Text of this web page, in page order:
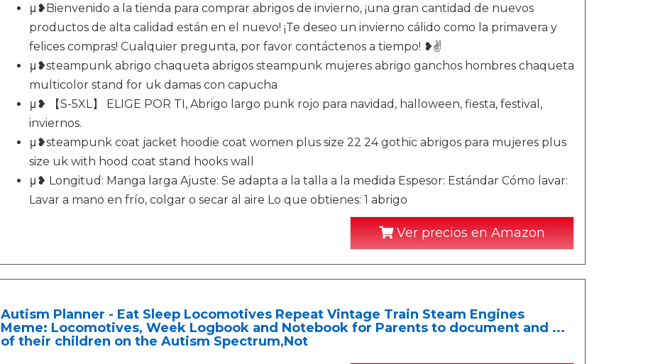
μ❥Bienvenido a la tienda para comprar abrigos de invierno, ¡una gran cantidad de nuevos
productos de alta calidad están en el nuevo! ¡Te deseo un invierno cálido como la primavera y
felices compras! Cualquier pregunta, por favor contáctenos a tiempo! ❥✌
μ❥steampunk abrigo chaqueta abrigos steampunk mujeres abrigo ganchos hombres chaqueta
multicolor stand for uk damas con capucha
μ❥ 【S-5XL】 ELIGE POR TI, Abrigo largo punk rojo para navidad, halloween, fiesta, festival,
inviernos.
μ❥steampunk coat jacket hoodie coat women plus size 22 24 gothic abrigos para mujeres plus
size uk with hood coat stand hooks wall
μ❥ Longitud: Manga larga Ajuste: Se adapta a la talla a la medida Espesor: Estándar Cómo lavar:
Lavar a mano en frío, colgar o secar al aire Lo que obtienes: 1 abrigo
Ver precios en Amazon
Autism Planner - Eat Sleep Locomotives Repeat Vintage Train Steam Engines
Meme: Locomotives, Week Logbook and Notebook for Parents to document and ...
of their children on the Autism Spectrum,Not